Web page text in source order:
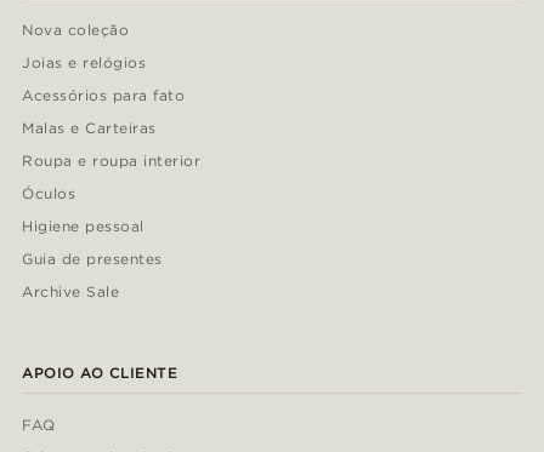
Nova coleção
Joias e relógios
Acessórios para fato
Malas e Carteiras
Roupa e roupa interior
Óculos
Higiene pessoal
Guia de presentes
Archive Sale
APOIO AO CLIENTE
FAQ